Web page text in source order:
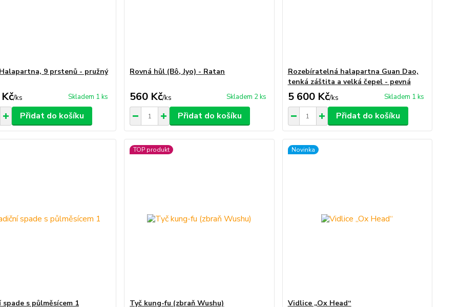
9 prstenů - pružný
/ks Skladem 1 ks
Přidat do košíku
Rovná hůl (Bô, Jyo) - Ratan
560 Kč/ks Skladem 2 ks
Přidat do košíku
Rozebíratelná halapartna Guan Dao,
tenká záštita a velká čepel - pevná
5 600 Kč/ks Skladem 1 ks
Přidat do košíku
s půlměsícem 1
TOP produkt
Tyč kung-fu (zbraň Wushu)
Novinka
Vidlice „Ox Head“